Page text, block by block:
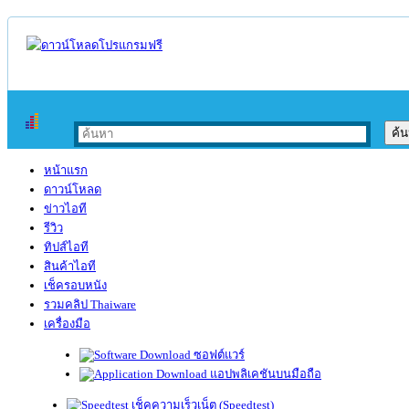
หน้าแรก
ดาวน์โหลด
ข่าวไอที
รีวิว
ทิปส์ไอที
สินค้าไอที
เช็ครอบหนัง
รวมคลิป Thaiware
เครื่องมือ
ซอฟต์แวร์
แอปพลิเคชันบนมือถือ
เช็คความเร็วเน็ต (Speedtest)